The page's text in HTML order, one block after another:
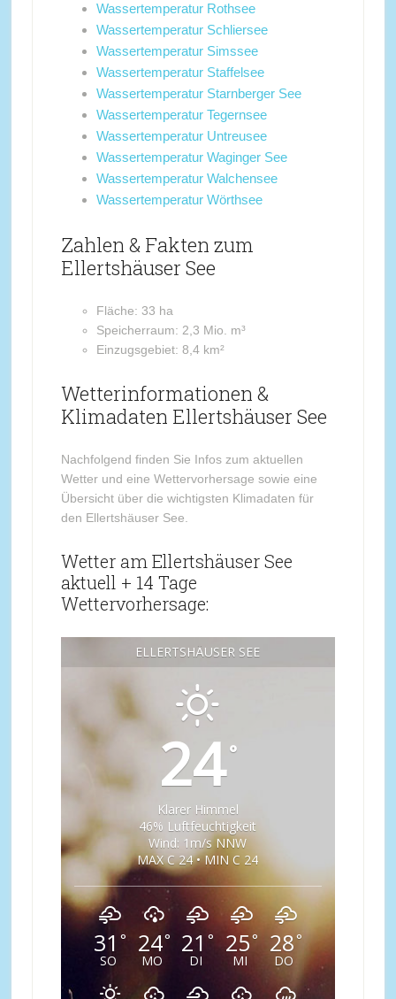
Wassertemperatur Rothsee
Wassertemperatur Schliersee
Wassertemperatur Simssee
Wassertemperatur Staffelsee
Wassertemperatur Starnberger See
Wassertemperatur Tegernsee
Wassertemperatur Untreusee
Wassertemperatur Waginger See
Wassertemperatur Walchensee
Wassertemperatur Wörthsee
Zahlen & Fakten zum
Ellertshäuser See
Fläche: 33 ha
Speicherraum: 2,3 Mio. m³
Einzugsgebiet: 8,4 km²
Wetterinformationen &
Klimadaten Ellertshäuser See
Nachfolgend finden Sie Infos zum aktuellen
Wetter und eine Wettervorhersage sowie eine
Übersicht über die wichtigsten Klimadaten für
den Ellertshäuser See.
Wetter am Ellertshäuser See
aktuell + 14 Tage
Wettervorhersage:
ELLERTSHÄUSER SEE
24°
Klarer Himmel
46% Luftfeuchtigkeit
Wind: 1m/s NNW
MAX C 24 • MIN C 24
31 °
SO
24°
MO
21 °
DI
25°
MI
28°
DO